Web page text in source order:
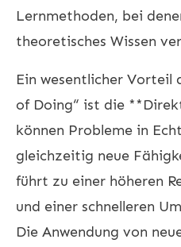
Lernmethoden, bei
theoretisches Wissen
Ein wesentlicher Vorteil
of Doing“ ist die
können Probleme in
gleichzeitig neue
führt zu einer höheren
und einer schnelleren
Die Anwendung von